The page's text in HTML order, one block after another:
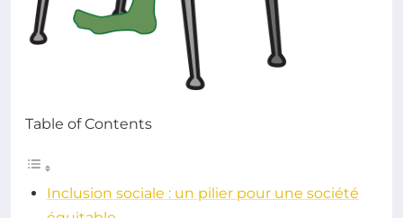
Table of Contents
Inclusion sociale : un pilier pour une société